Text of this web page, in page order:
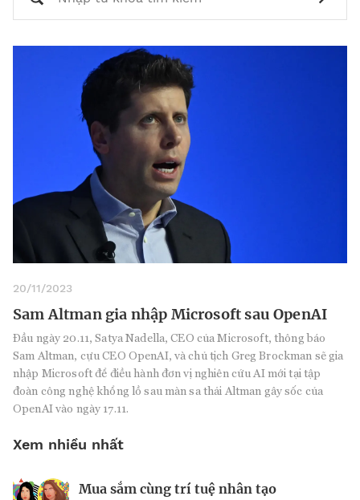
20/11/2023
Sam Altman gia nhập Microsoft sau OpenAI
Đầu ngày 20.11, Satya Nadella, CEO của Microsoft, thông báo
Sam Altman, cựu CEO OpenAI, và chủ tịch Greg Brockman sẽ gia
nhập Microsoft để điều hành đơn vị nghiên cứu AI mới tại tập
đoàn công nghệ khổng lồ sau màn sa thải Altman gây sốc của
OpenAI vào ngày 17.11.
Xem nhiều nhất
Mua sắm cùng trí tuệ nhân tạo
Nhà sáng lập 25 tuổi và tham vọng lật
Kiểm soát bất ổn và bảo vệ sức khỏe